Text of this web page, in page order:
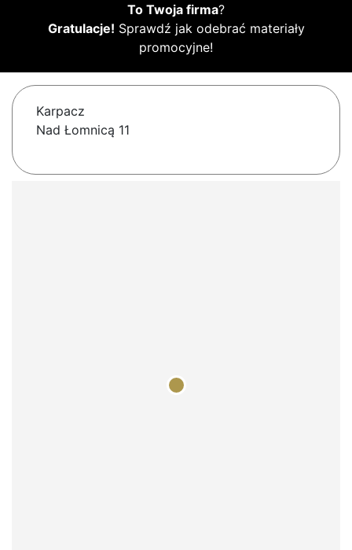
To Twoja firma?
Gratulacje! Sprawdź jak odebrać materiały
promocyjne!
Karpacz
Nad Łomnicą 11